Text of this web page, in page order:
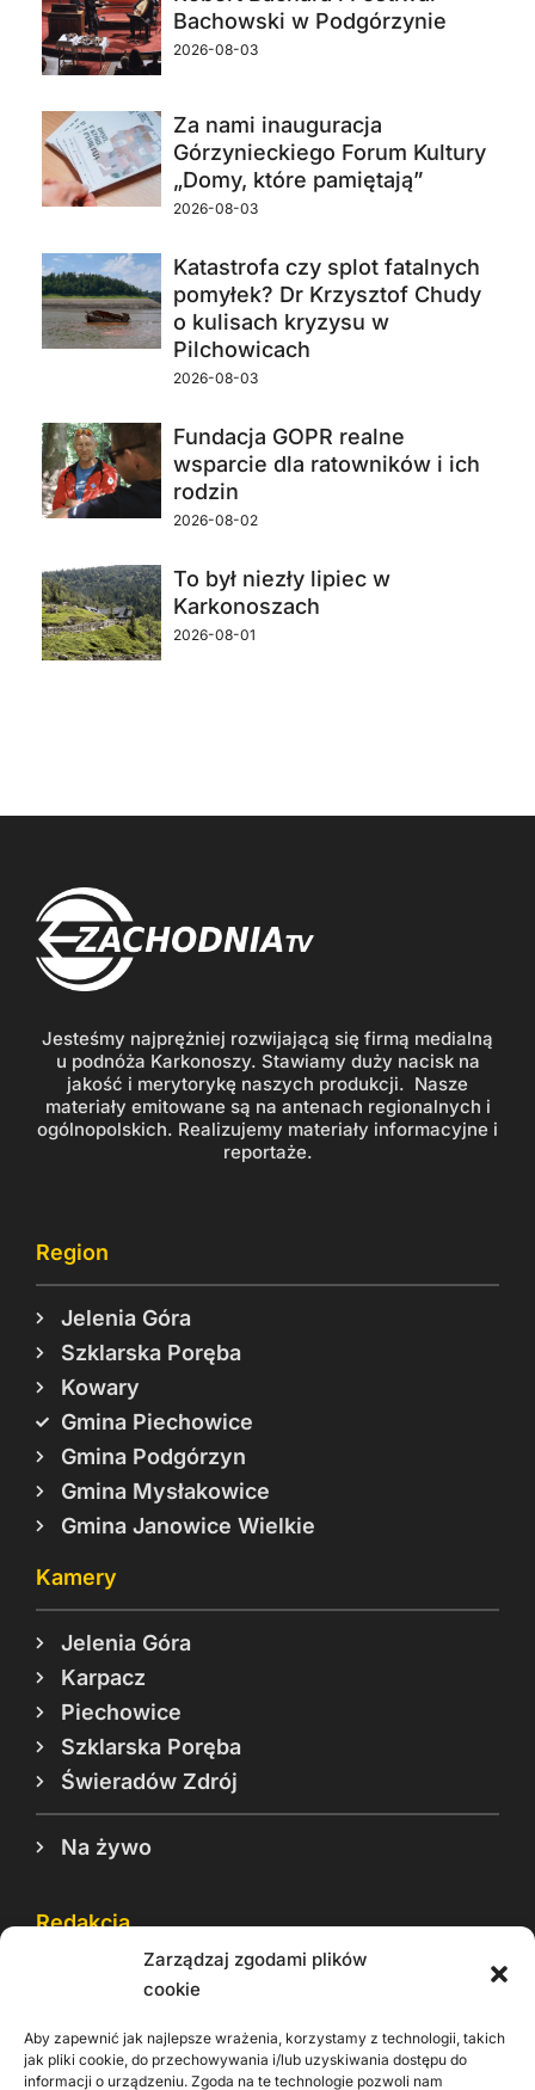
Zarządzaj zgodami plików
cookie
Aby zapewnić jak najlepsze wrażenia, korzystamy z technologii, takich
jak pliki cookie, do przechowywania i/lub uzyskiwania dostępu do
informacji o urządzeniu. Zgoda na te technologie pozwoli nam
Bachowski w Podgórzynie
2026-08-03
Za nami inauguracja
Górzynieckiego Forum Kultury
„Domy, które pamiętają”
2026-08-03
Katastrofa czy splot fatalnych
pomyłek? Dr Krzysztof Chudy
o kulisach kryzysu w
Pilchowicach
2026-08-03
Fundacja GOPR realne
wsparcie dla ratowników i ich
rodzin
2026-08-02
To był niezły lipiec w
Karkonoszach
2026-08-01
Jesteśmy najprężniej rozwijającą się firmą medialną
u podnóża Karkonoszy. Stawiamy duży nacisk na
jakość i merytorykę naszych produkcji. Nasze
materiały emitowane są na antenach regionalnych i
ogólnopolskich. Realizujemy materiały informacyjne i
reportaże.
Region
Jelenia Góra
Szklarska Poręba
Kowary
Gmina Piechowice
Gmina Podgórzyn
Gmina Mysłakowice
Gmina Janowice Wielkie
Kamery
Jelenia Góra
Karpacz
Piechowice
Szklarska Poręba
Świeradów Zdrój
Na żywo
Redakcja
Reklama
Rodo